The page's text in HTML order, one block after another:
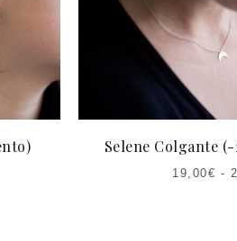
Selene Colgante
19,00€ -